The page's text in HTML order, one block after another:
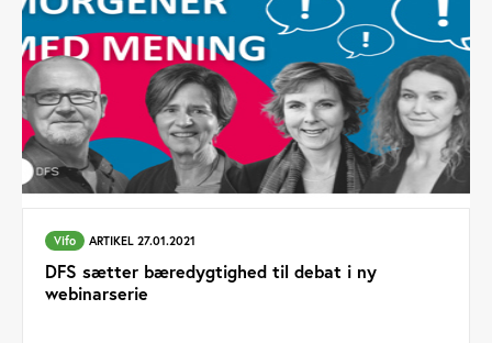
Vifo ARTIKEL 27.01.2021
DFS sætter bæredygtighed til debat i ny
webinarserie